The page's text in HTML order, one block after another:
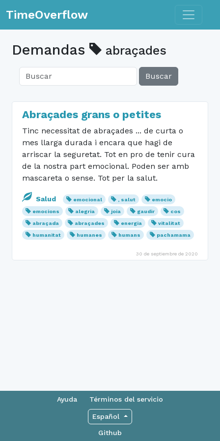
TimeOverflow Toggle
Demandas abraçades
Buscar
Abraçades grans o petites
Tinc necessitat de abraçades ... de curta o
mes llarga durada i encara que hagi de
arriscar la seguretat. Tot en pro de tenir cura
de la nostra part emocional. Poden ser amb
mascareta o sense. Tot per la salut.
Salud emocional , salut
emocio
emocions
alegria joia gaudir
cos
abraçada
abraçades energia
vitalitat
humanitat
humanes humans pachamama
30 de septiembre de 2020
Ayuda Términos del servicio
Español
Github